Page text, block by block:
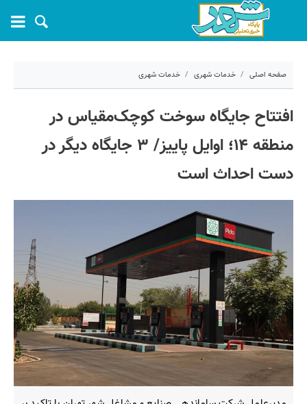
صفحه اصلی خدمات شهری خدمات شهری
کد مطلب:
افتتاح جایگاه سوخت کوچک‌مقیاس در
منطقه ۱۴؛ اوایل پاییز/ ۳ جایگاه دیگر در
دست احداث است